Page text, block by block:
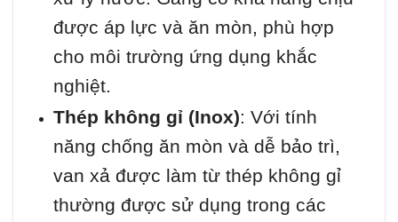
được áp lực và ăn mòn, phù hợp
cho môi trường ứng dụng khắc
nghiệt.
Thép không gỉ (Inox): Với tính
năng chống ăn mòn và dễ bảo trì,
van xả được làm từ thép không gỉ
thường được sử dụng trong các